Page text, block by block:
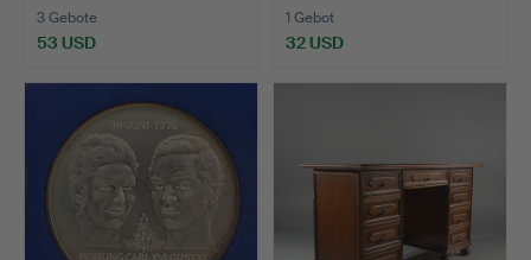
3 Gebote
53 USD
1 Gebot
32 USD